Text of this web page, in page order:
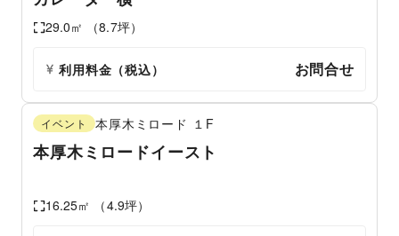
29.0㎡ （8.7坪）
利用料金（税込） お問合せ
イベント 本厚木ミロード １F
本厚木ミロードイースト
16.25㎡ （4.9坪）